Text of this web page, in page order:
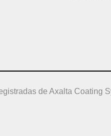
de Axalta Coating